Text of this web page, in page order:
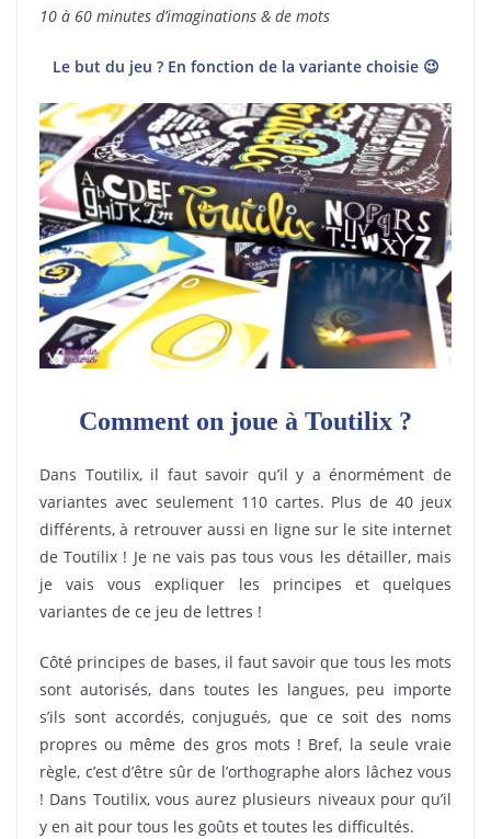
10 à 60 minutes d’imaginations & de mots
Le but du jeu ? En fonction de la variante choisie 😉
Comment on joue à Toutilix ?
Dans Toutilix, il faut savoir qu’il y a énormément de
variantes avec seulement 110 cartes. Plus de 40 jeux
différents, à retrouver aussi en ligne sur le site internet
de Toutilix ! Je ne vais pas tous vous les détailler, mais
je vais vous expliquer les principes et quelques
variantes de ce jeu de lettres !
Côté principes de bases, il faut savoir que tous les mots
sont autorisés, dans toutes les langues, peu importe
s’ils sont accordés, conjugués, que ce soit des noms
propres ou même des gros mots ! Bref, la seule vraie
règle, c’est d’être sûr de l’orthographe alors lâchez vous
! Dans Toutilix, vous aurez plusieurs niveaux pour qu’il
y en ait pour tous les goûts et toutes les difficultés.